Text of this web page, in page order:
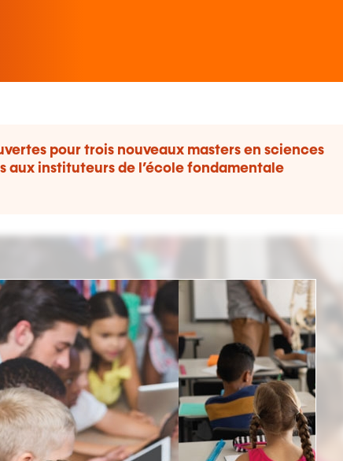
pour trois nouveaux masters en sciences
aux instituteurs de l’école fondamentale